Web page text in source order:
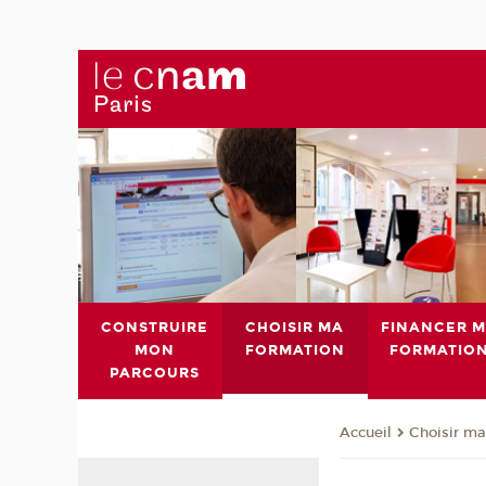
CONSTRUIRE
MON
PARCOURS
CHOISIR MA
FORMATION
FINANCER
Accueil Choisir